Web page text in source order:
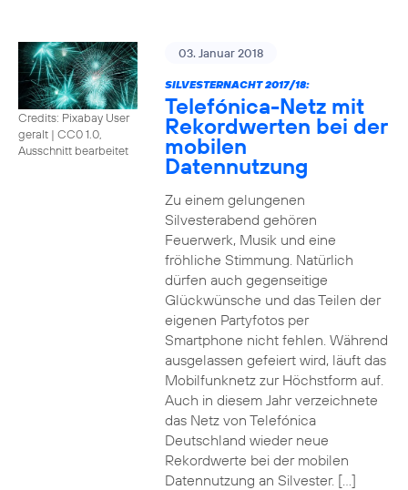
Credits: Pixabay User
geralt | CC0 1.0,
Ausschnitt bearbeitet
03. Januar 2018
SILVESTERNACHT 2017/18:
Telefónica-Netz mit
Rekordwerten bei der
mobilen
Datennutzung
Zu einem gelungenen
Silvesterabend gehören
Feuerwerk, Musik und eine
fröhliche Stimmung. Natürlich
dürfen auch gegenseitige
Glückwünsche und das Teilen der
eigenen Partyfotos per
Smartphone nicht fehlen. Während
ausgelassen gefeiert wird, läuft das
Mobilfunknetz zur Höchstform auf.
Auch in diesem Jahr verzeichnete
das Netz von Telefónica
Deutschland wieder neue
Rekordwerte bei der mobilen
Datennutzung an Silvester. […]